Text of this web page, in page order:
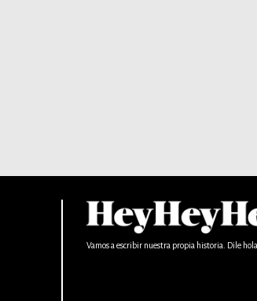
Vamos a escribir nuestra propia historia. Dile